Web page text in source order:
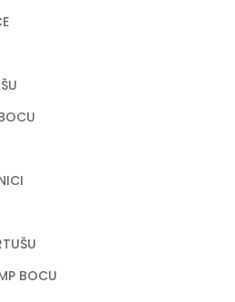
BOCU